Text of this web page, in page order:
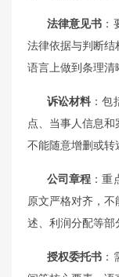
法律意见书 ：
法律依据与判断结
语言上做到条理清
诉讼材料 ：
点、当事人信息
不能随意增删或转
公司章程 ：
原文严格对齐，
述、利润分配等部
授权委托书